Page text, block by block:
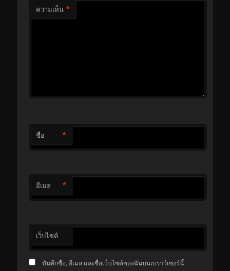
ความเห็น *
ชื่อ *
อีเมล *
เว็บไซต์
บันทึกชื่อ, อีเมล และชื่อเว็บไซต์ของฉันบนเบราว์เซอร์นี้